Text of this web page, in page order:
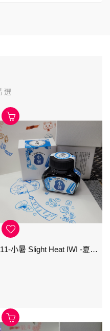
選
11-小暑 Slight Heat IWI -夏季-24節氣色澤鋼筆墨水